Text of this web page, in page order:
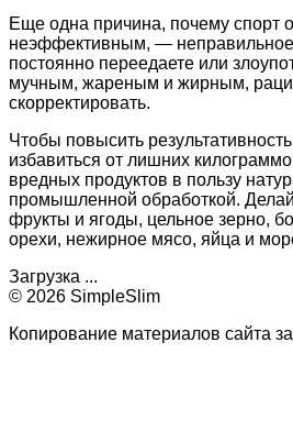
Еще одна причина, почему спорт
неэффективным, —
постоянно переедаете или
мучным, жареным и жирным,
скорректировать.
Чтобы повысить
избавиться от лишних
вредных продуктов в пользу
промышленной обработкой.
фрукты и ягоды, цельное зерно,
орехи, нежирное мясо, яйца и
Загрузка ...
© 2026 SimpleSlim
Копирование материалов сайта